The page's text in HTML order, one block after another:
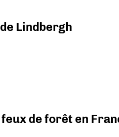
Lindbergh
de forêt en